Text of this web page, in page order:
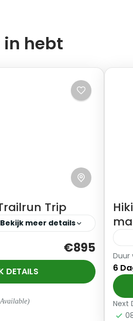
hebt
Trip
Bekijk meer details
onbekende trailrun
Graubünden.
€895
DETAILS
Je
Duur
6
Next